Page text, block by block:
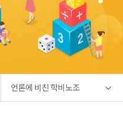
언론에 비친 학비노조